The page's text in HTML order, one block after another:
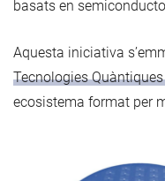
basats en
Aquesta iniciativa
Tecnologies Quàntiques
ecosistema format per